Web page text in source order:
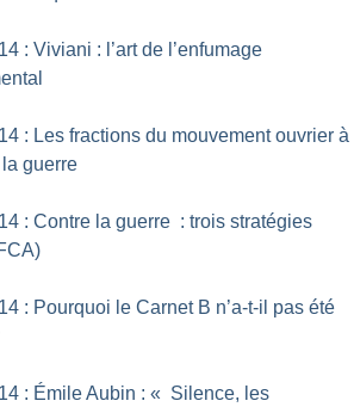
: Viviani : l’art de l’enfumage
: Les fractions du mouvement ouvrier à
guerre
: Contre la guerre : trois stratégies
: Pourquoi le Carnet B n’a-t-il pas été
: Émile Aubin : « Silence, les